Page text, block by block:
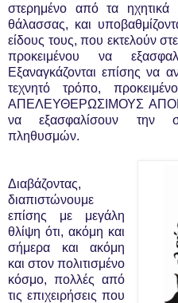
στερημένο από τα ηχητικά
θάλασσας, και
είδους τους, που εκτελούν
προκειμένου να
Εξαναγκάζονται επίσης να
τεχνητό τρόπο,
ΑΠΕΛΕΥΘΕΡΩΣΙΜΟΥΣ
να εξασφαλίσουν την
πληθυσμών.
Διαβάζοντας,
διαπιστώνουμε
επίσης με μεγάλη
θλίψη ότι, ακόμη και
σήμερα και ακόμη
και στον πολιτισμένο
κόσμο, πολλές από
τις επιχειρήσεις που